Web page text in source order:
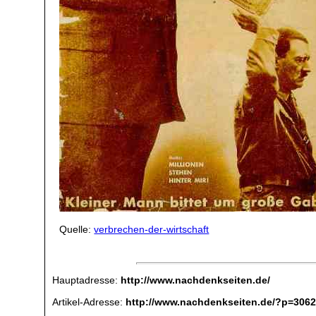
Quelle:verbrechen-der-wirtschaft
Hauptadresse: http://www.nachdenkseiten.de/
Artikel-Adresse: http://www.nachdenkseiten.de/